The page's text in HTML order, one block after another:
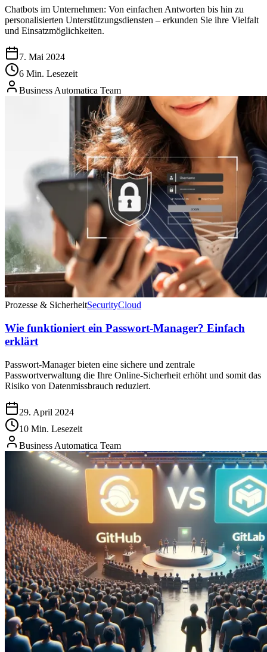
Chatbots im Unternehmen: Von einfachen Antworten bis hin zu
personalisierten Unterstützungsdiensten – erkunden Sie ihre Vielfalt
und Einsatzmöglichkeiten.
7. Mai 2024
6 Min. Lesezeit
Business Automatica Team
Prozesse & SicherheitSecurityCloud
Wie funktioniert ein Passwort-Manager? Einfach
erklärt
Passwort-Manager bieten eine sichere und zentrale
Passwortverwaltung die Ihre Online-Sicherheit erhöht und somit das
Risiko von Datenmissbrauch reduziert.
29. April 2024
10 Min. Lesezeit
Business Automatica Team